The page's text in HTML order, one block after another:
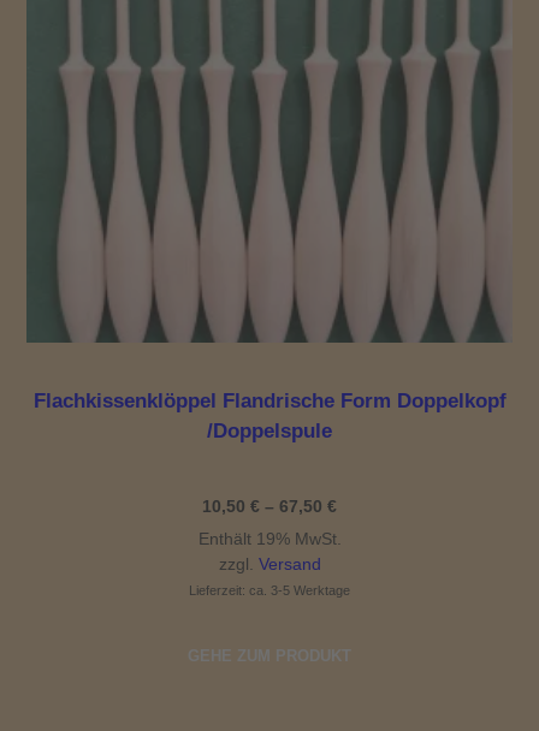
Flachkissenklöppel Flandrische Form Doppelkopf
/Doppelspule
10,50 € – 67,50 €
bis
Enthält 19% MwSt.
zzgl. Versand
Lieferzeit: ca. 3-5 Werktage
GEHE ZUM PRODUKT